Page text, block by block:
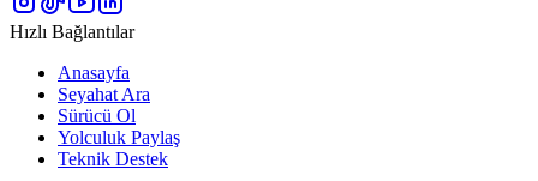
Hızlı Bağlantılar
Anasayfa
Seyahat Ara
Sürücü Ol
Yolculuk Paylaş
Teknik Destek